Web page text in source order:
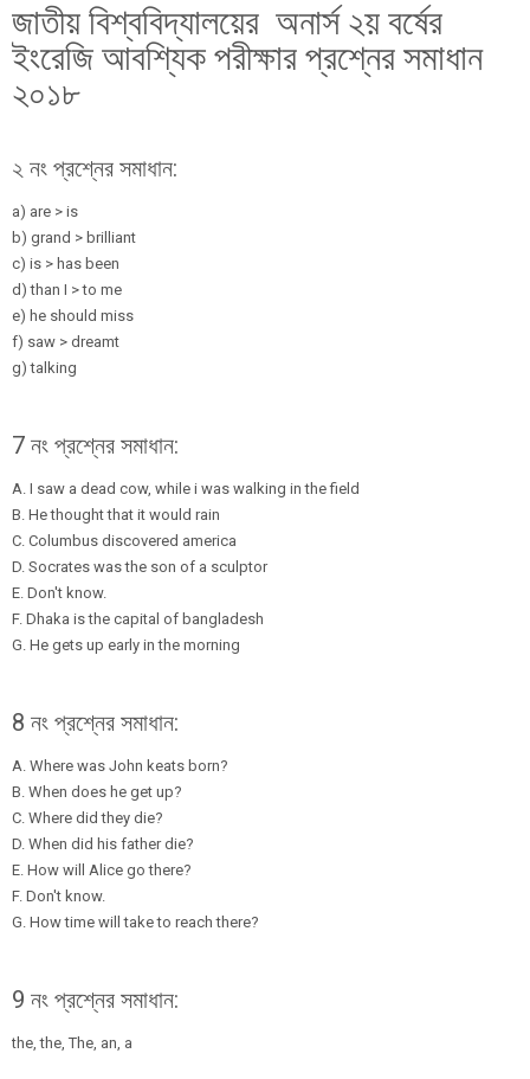
জাতীয় বিশ্ববিদ্যালয়ের অনার্স ২য় বর্ষের
ইংরেজি আবশ্যিক পরীক্ষার প্রশ্নের সমাধান
২০১৮
২ নং প্রশ্নের সমাধান:
a) are > is
b) grand > brilliant
c) is > has been
d) than I > to me
e) he should miss
f) saw > dreamt
g) talking
7 নং প্রশ্নের সমাধান:
A. I saw a dead cow, while i was walking in the field
B. He thought that it would rain
C. Columbus discovered america
D. Socrates was the son of a sculptor
E. Don't know.
F. Dhaka is the capital of bangladesh
G. He gets up early in the morning
8 নং প্রশ্নের সমাধান:
A. Where was John keats born?
B. When does he get up?
C. Where did they die?
D. When did his father die?
E. How will Alice go there?
F. Don't know.
G. How time will take to reach there?
9 নং প্রশ্নের সমাধান:
the, the, The, an, a